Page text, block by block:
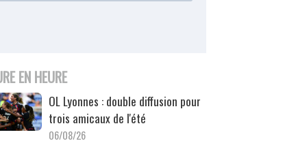
EN HEURE
OL Lyonnes : double diffusion pour
trois amicaux de l'été
06/08/26